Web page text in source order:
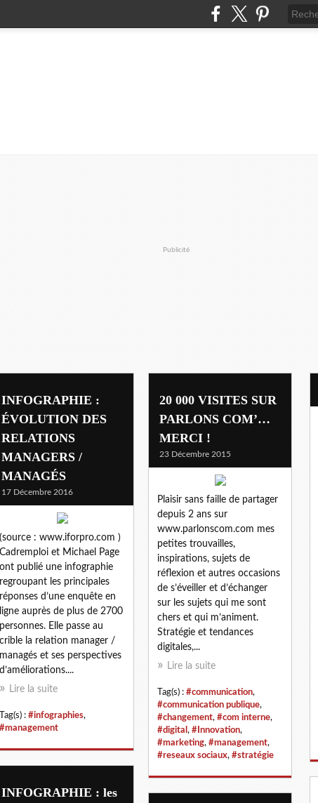
Publicité
INFOGRAPHIE :
ÉVOLUTION DES
RELATIONS
MANAGERS /
MANAGÉS
17 Décembre 2016
(source : www.iforpro.com )
Cadremploi et Michael Page
ont publié une infographie
regroupant les principales
réponses d’une enquête en
ligne auprès de plus de 2700
personnes. Elle passe au
crible la relation manager /
managés et ses perspectives
d’améliorations....
Lire la suite
Tag(s) : #infographies,
#management
20 000 VISITES SUR
PARLONS COM’…
MERCI !
23 Décembre 2015
Plaisir sans faille de partager
depuis 2 ans sur
www.parlonscom.com mes
petites trouvailles,
inspirations, sujets de
réflexion et autres occasions
de s’éveiller et d’échanger
sur les sujets qui me sont
chers et qui m’animent.
Stratégie et tendances
digitales,...
Lire la suite
Tag(s) : #communication,
#communication publique,
#changement, #com interne,
#digital , #Innovation,
#marketing, #management,
#reseaux sociaux, #stratégie
INFOGRAPHIE : les